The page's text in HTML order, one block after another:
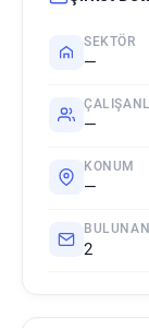
SEKTÖR
—
—
KONUM
—
2